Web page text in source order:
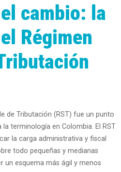
cambio: la
Régimen
de Tributación (RST) fue un punto
terminología en Colombia. El RST
la carga administrativa y fiscal
todo pequeñas y medianas
un esquema más ágil y menos